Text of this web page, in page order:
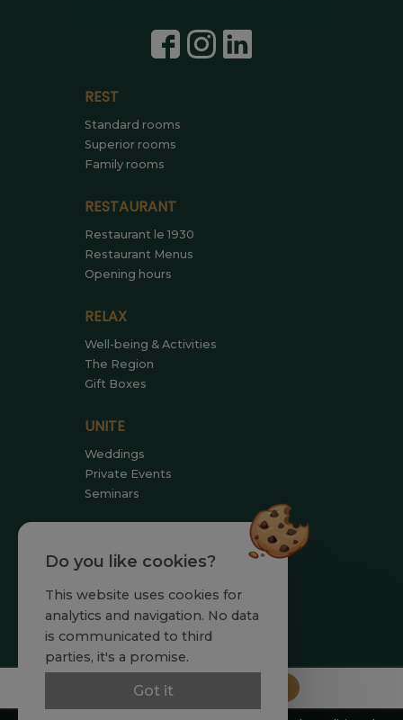
REST
Standard rooms
Superior rooms
Family rooms
RESTAURANT
Restaurant le 1930
Restaurant Menus
Opening hours
RELAX
Well-being & Activities
The Region
Gift Boxes
UNITE
Weddings
Private Events
Seminars
Team
News
Do you like cookies?
This website uses cookies for
analytics and navigation. No data
is communicated to third
parties, it's a promise.
Got it